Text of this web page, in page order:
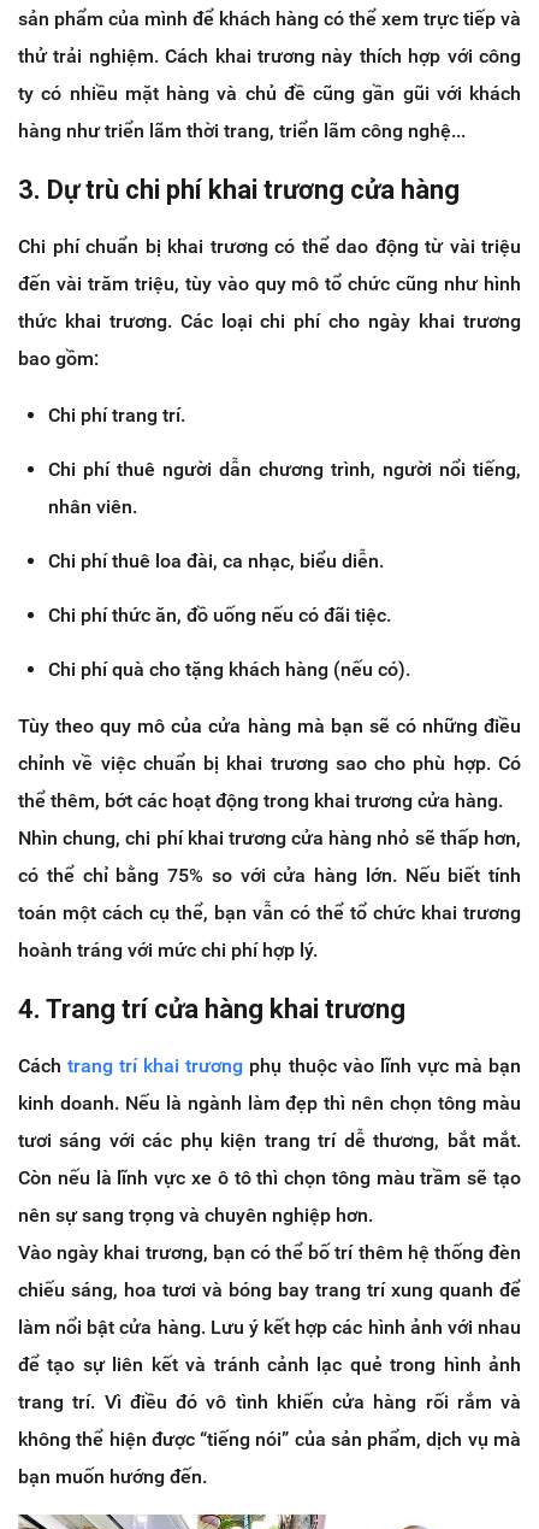
sản phẩm của mình để khách hàng có thể xem trực tiếp và
thử trải nghiệm. Cách khai trương này thích hợp với công
ty có nhiều mặt hàng và chủ đề cũng gần gũi với khách
hàng như triển lãm thời trang, triển lãm công nghệ...
3. Dự trù chi phí khai trương cửa hàng
Chi phí chuẩn bị khai trương có thể dao động từ vài triệu
đến vài trăm triệu, tùy vào quy mô tổ chức cũng như hình
thức khai trương. Các loại chi phí cho ngày khai trương
bao gồm:
Chi phí trang trí.
Chi phí thuê người dẫn chương trình, người nổi tiếng,
nhân viên.
Chi phí thuê loa đài, ca nhạc, biểu diễn.
Chi phí thức ăn, đồ uống nếu có đãi tiệc.
Chi phí quà cho tặng khách hàng (nếu có).
Tùy theo quy mô của cửa hàng mà bạn sẽ có những điều
chỉnh về việc chuẩn bị khai trương sao cho phù hợp. Có
thể thêm, bớt các hoạt động trong khai trương cửa hàng.
Nhìn chung, chi phí khai trương cửa hàng nhỏ sẽ thấp hơn,
có thể chỉ bằng 75% so với cửa hàng lớn. Nếu biết tính
toán một cách cụ thể, bạn vẫn có thể tổ chức khai trương
hoành tráng với mức chi phí hợp lý.
4. Trang trí cửa hàng khai trương
Cáchtrang trí khai trương phụ thuộc vào lĩnh vực mà bạn
kinh doanh. Nếu là ngành làm đẹp thì nên chọn tông màu
tươi sáng với các phụ kiện trang trí dễ thương, bắt mắt.
Còn nếu là lĩnh vực xe ô tô thì chọn tông màu trầm sẽ tạo
nên sự sang trọng và chuyên nghiệp hơn.
Vào ngày khai trương, bạn có thể bố trí thêm hệ thống đèn
chiếu sáng, hoa tươi và bóng bay trang trí xung quanh để
làm nổi bật cửa hàng. Lưu ý kết hợp các hình ảnh với nhau
để tạo sự liên kết và tránh cảnh lạc quẻ trong hình ảnh
trang trí. Vì điều đó vô tình khiến cửa hàng rối rắm và
không thể hiện được “tiếng nói” của sản phẩm, dịch vụ mà
bạn muốn hướng đến.